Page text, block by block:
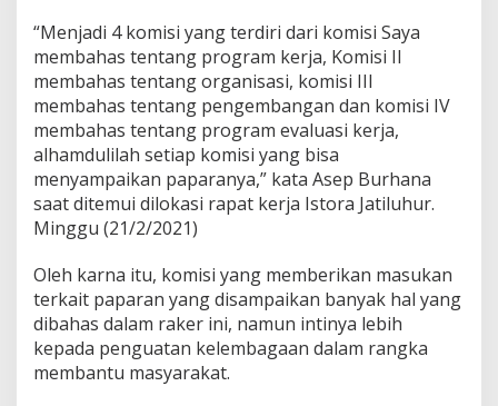
“Menjadi 4 komisi yang terdiri dari komisi Saya
membahas tentang program kerja, Komisi II
membahas tentang organisasi, komisi III
membahas tentang pengembangan dan komisi IV
membahas tentang program evaluasi kerja,
alhamdulilah setiap komisi yang bisa
menyampaikan paparanya,” kata Asep Burhana
saat ditemui dilokasi rapat kerja Istora Jatiluhur.
Minggu (21/2/2021)
Oleh karna itu, komisi yang memberikan masukan
terkait paparan yang disampaikan banyak hal yang
dibahas dalam raker ini, namun intinya lebih
kepada penguatan kelembagaan dalam rangka
membantu masyarakat.